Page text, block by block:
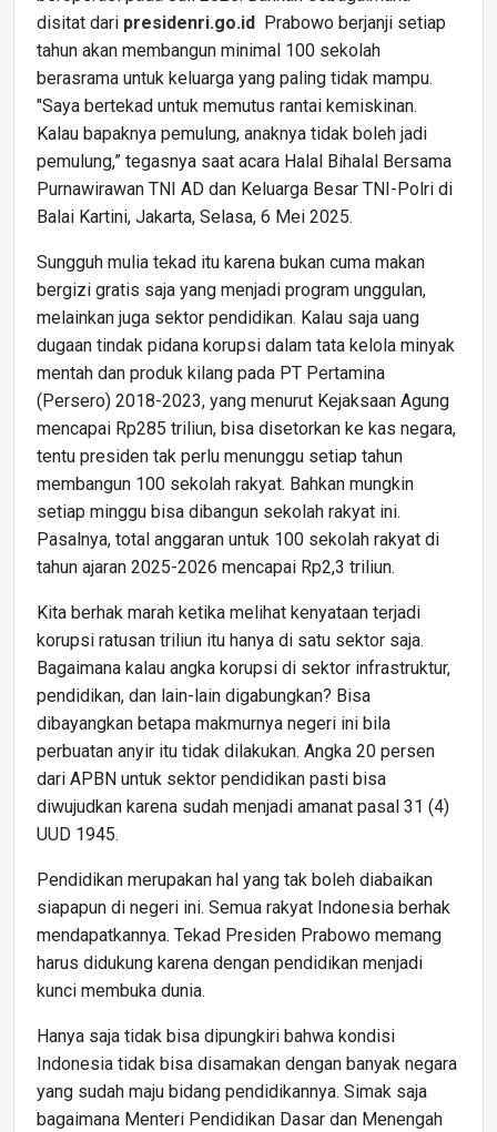
disitat dari presidenri.go.id
Prabowo berjanji setiap
tahun akan membangun minimal 100 sekolah
berasrama untuk keluarga yang paling tidak mampu.
"Saya bertekad untuk memutus rantai kemiskinan.
Kalau bapaknya pemulung, anaknya tidak boleh jadi
pemulung,” tegasnya saat acara Halal Bihalal Bersama
Purnawirawan TNI AD dan Keluarga Besar TNI-Polri di
Balai Kartini, Jakarta, Selasa, 6 Mei 2025.
Sungguh mulia tekad itu karena bukan cuma makan
bergizi gratis saja yang menjadi program unggulan,
melainkan juga sektor pendidikan. Kalau saja uang
dugaan tindak pidana korupsi dalam tata kelola minyak
mentah dan produk kilang pada PT Pertamina
(Persero) 2018-2023, yang menurut Kejaksaan Agung
mencapai Rp285 triliun, bisa disetorkan ke kas negara,
tentu presiden tak perlu menunggu setiap tahun
membangun 100 sekolah rakyat. Bahkan mungkin
setiap minggu bisa dibangun sekolah rakyat ini.
Pasalnya, total anggaran untuk 100 sekolah rakyat di
tahun ajaran 2025-2026 mencapai Rp2,3 triliun.
Kita berhak marah ketika melihat kenyataan terjadi
korupsi ratusan triliun itu hanya di satu sektor saja.
Bagaimana kalau angka korupsi di sektor infrastruktur,
pendidikan, dan lain-lain digabungkan? Bisa
dibayangkan betapa makmurnya negeri ini bila
perbuatan anyir itu tidak dilakukan. Angka 20 persen
dari APBN untuk sektor pendidikan pasti bisa
diwujudkan karena sudah menjadi amanat pasal 31 (4)
UUD 1945.
Pendidikan merupakan hal yang tak boleh diabaikan
siapapun di negeri ini. Semua rakyat Indonesia berhak
mendapatkannya. Tekad Presiden Prabowo memang
harus didukung karena dengan pendidikan menjadi
kunci membuka dunia.
Hanya saja tidak bisa dipungkiri bahwa kondisi
Indonesia tidak bisa disamakan dengan banyak negara
yang sudah maju bidang pendidikannya. Simak saja
bagaimana Menteri Pendidikan Dasar dan Menengah